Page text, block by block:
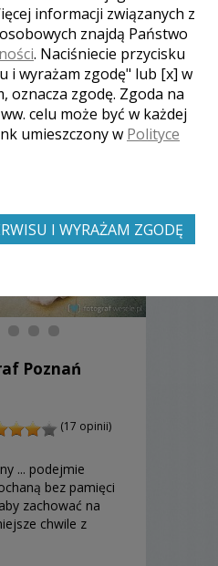
galerie
Poznań
(17 opinii)
... podejmie
bez pamięci
zachować na
chwile z
informacji związanych z
znajdą Państwo
. Naciśniecie przycisku
i wyrażam zgodę" lub [x] w
oznacza zgodę. Zgoda na
celu może być w każdej
umieszczony w Polityce
I WYRAŻAM ZGODĘ